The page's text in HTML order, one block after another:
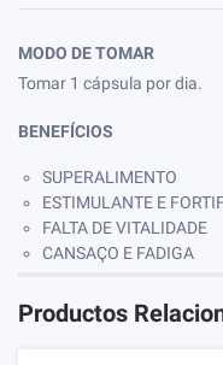
MODO DE TOMAR
Tomar 1 cápsula por dia.
BENEFÍCIOS
SUPERALIMENTO
ESTIMULANTE E
FALTA DE VITALIDADE
CANSAÇO E FADIGA
Productos